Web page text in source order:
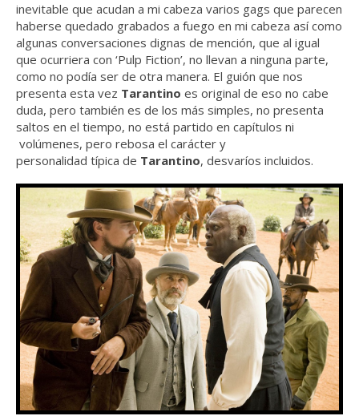
inevitable que acudan a mi cabeza varios gags que parecen
haberse quedado grabados a fuego en mi cabeza así como
algunas conversaciones dignas de mención, que al igual
que ocurriera con ‘Pulp Fiction’, no llevan a ninguna parte,
como no podía ser de otra manera. El guión que nos
presenta esta vez Tarantino es original de eso no cabe
duda, pero también es de los más simples, no presenta
saltos en el tiempo, no está partido en capítulos ni
volúmenes, pero rebosa el carácter y
personalidad típica de Tarantino, desvaríos incluidos.